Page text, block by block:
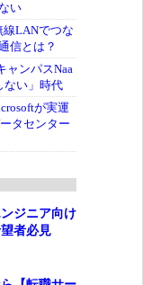
い
線LANでつな
信とは？
ャンパスNaa
ない」時代
が実運
タセンター
ジニア向け
者必見